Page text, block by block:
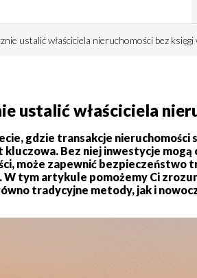
ustalić właściciela nieruchomości bez księgi
ustalić właściciela
gdzie transakcje nieruchomości
kluczowa. Bez niej inwestycje
może zapewnić bezpieczeństwo
tym artykule pomożemy Ci
tradycyjne metody, jak i